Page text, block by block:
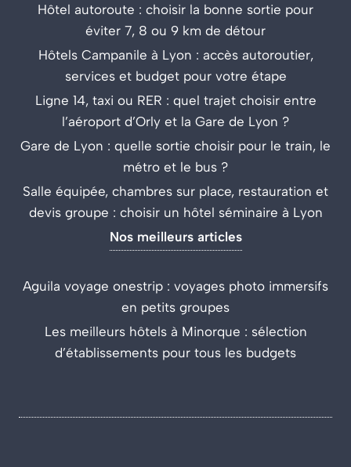
Hôtel autoroute : choisir la bonne sortie pour
éviter 7, 8 ou 9 km de détour
Hôtels Campanile à Lyon : accès autoroutier,
services et budget pour votre étape
Ligne 14, taxi ou RER : quel trajet choisir entre
l’aéroport d’Orly et la Gare de Lyon ?
Gare de Lyon : quelle sortie choisir pour le train, le
métro et le bus ?
Salle équipée, chambres sur place, restauration et
devis groupe : choisir un hôtel séminaire à Lyon
Nos meilleurs articles
Aguila voyage onestrip : voyages photo immersifs
en petits groupes
Les meilleurs hôtels à Minorque : sélection
d’établissements pour tous les budgets